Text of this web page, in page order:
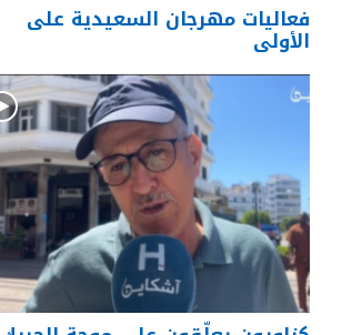
فعاليات مهرجان السعيدية على
الأولى